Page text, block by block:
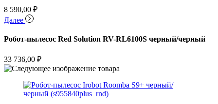
8 590,00 ₽
Далее
Робот-пылесос Red Solution RV-RL6100S черный/черный
33 736,00 ₽